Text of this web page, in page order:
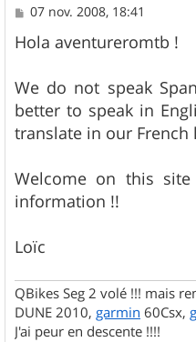
M
s
s
g
e
07 nov. 2008, 18:41
Hola aventureromtb !
We do not speak
better to speak in
translate in our French
Welcome on this
information !!
Loïc
QBikes Seg 2 volé !!! mais
DUNE 2010, garmin 60Csx,
J'ai peur en descente !!!!